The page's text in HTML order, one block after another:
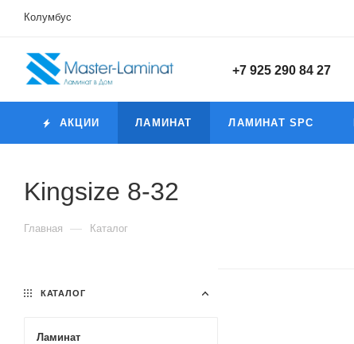
Колумбус
+7 925 290 84 27
АКЦИИ ЛАМИНАТ ЛАМИНАТ SPC
Kingsize 8-32
Главная — Каталог
КАТАЛОГ
Ламинат